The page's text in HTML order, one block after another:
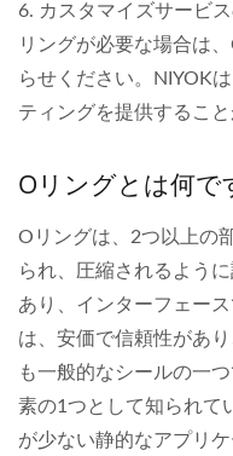
6. カスタマイズサービ
リングが必要な場合は
らせください。NIYOK
ティングを提供すること
Oリングとは何で
Oリングは、2つ以上の
られ、圧縮されるよう
あり、インターフェー
は、安価で信頼性があ
も一般的なシールの一
素の1つとして知られて
が少ない静的なアプリ